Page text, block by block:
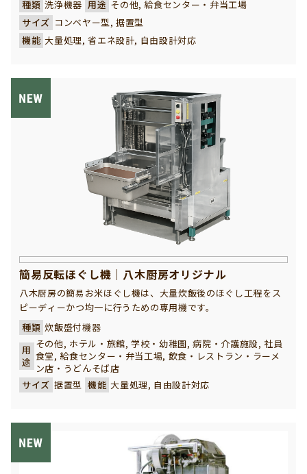
弁当箱を、より清潔に、素早く、大量に、且つ効率的に洗浄で
きるお客様に欠かせない強い味方です。
汚れ落ちが抜群で、美味しいお弁当を一層引き立てるカラッと
ます。並べたまま強力に洗浄しますので、出口部で弁当箱を種
類別に取り分ける必要がなく、より効率洗浄ができます。
種類 洗浄機器 用途 その他, 給食センター・弁当工場
サイズ コンベヤー型, 据置型
機能 大量処理, 省エネ設計, 自由設計対応
簡易反転ほぐし機｜八木厨房オリジナル
八木厨房の簡易お米ほぐし機は、大量炊飯後のほぐし工程をス
ピーディーかつ均一に行うための専用機です。
種類 炊飯盛付機器
用
途
その他, ホテル・旅館, 学校・幼稚園, 病院・介護施設, 社員
食堂, 給食センター・弁当工場, 飲食・レストラン・ラーメ
ン店・うどんそば店
サイズ 据置型 機能 大量処理, 自由設計対応